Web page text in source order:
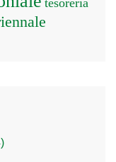
tesoreria